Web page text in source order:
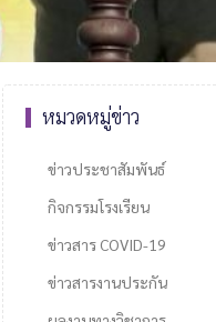
หมวดหมู่ข่าว
ข่าวประชาสัมพันธ์
กิจกรรมโรงเรียน
ข่าวสาร COVID-19
ข่าวสารงานประกัน